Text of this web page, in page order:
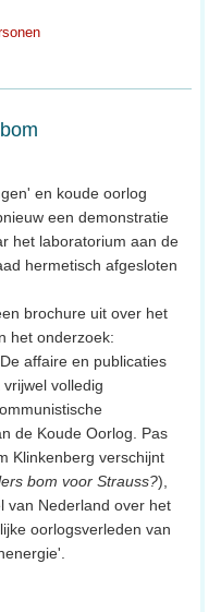
en koude oorlog
een demonstratie
het laboratorium aan de
hermetisch afgesloten
brochure uit over het
het onderzoek:
affaire en publicaties
volledig
de Koude Oorlog. Pas
Klinkenberg verschijnt
bom voor Strauss?),
van Nederland over het
oorlogsverleden van